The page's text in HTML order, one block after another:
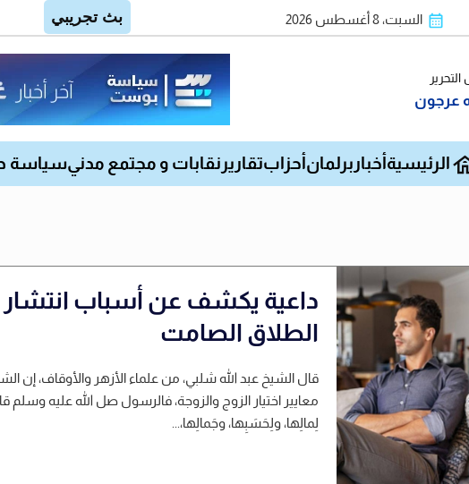
السبت، 8 أغسطس 2026
عرجون
الرئيسية أخبار برلمان أحزابتقارير نقابات و مجتمع مدنيسياسة
داعية يكشف عن أسباب
الطلاق الصامت
قال الشيخ عبد الله شلبي، من علماء الأزهر والأوقاف، إن
معايير اختيار الزوج والزوجة، فالرسول صل الله عليه وسلم
لِمالِها، ولِحَسَبِها، وجَمالِها،...